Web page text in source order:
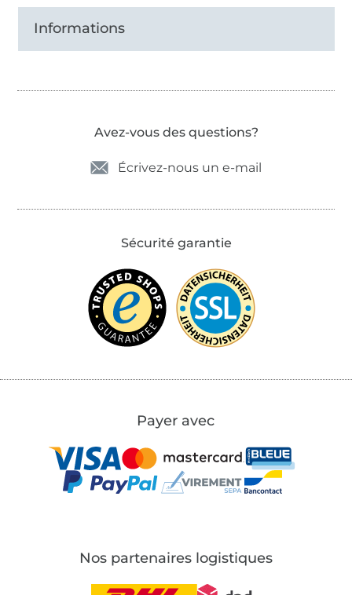
Informations
Avez-vous des questions?
Écrivez-nous un e-mail
Sécurité garantie
Payer avec
Nos partenaires logistiques